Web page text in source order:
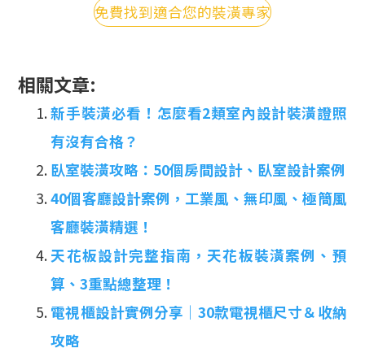
免費找到適合您的裝潢專家
相關文章:
新手裝潢必看！怎麼看2類室內設計裝潢證照
有沒有合格？
臥室裝潢攻略：50個房間設計、臥室設計案例
40個客廳設計案例，工業風、無印風、極簡風
客廳裝潢精選！
天花板設計完整指南，天花板裝潢案例、預
算、3重點總整理！
電視櫃設計實例分享｜30款電視櫃尺寸＆收納
攻略